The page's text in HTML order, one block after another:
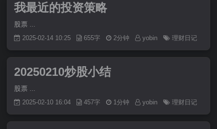
我最近的投资策略
2025-02-14 10:25 655字 2分钟 yobin 理财日记
20250210炒股小结
2025-02-10 16:04 457字 1分钟 yobin 理财日记